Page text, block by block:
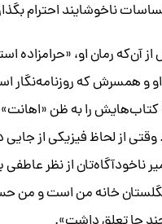
ناخوشایند احترام
رمان او، «حرامزاده
او و همسرش که
کتاب‌هایش را به ظن
از لحاظ فیزیکی از
از نظر عاطفی
خانه من است و من